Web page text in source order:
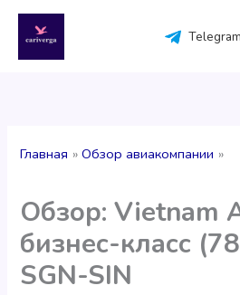
содержимому
Telegram
Главная Обзор авиакомпании
Обзор: Vietnam
бизнес-класс
SGN-SIN